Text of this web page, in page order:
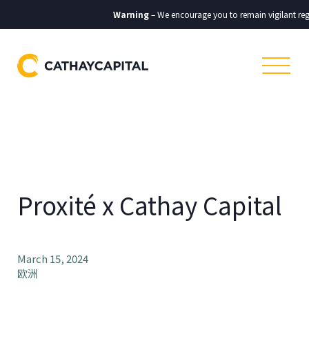
Warning– We encourage you to remain vigilant
Proxité x Cathay Capital
March 15, 2024
欧洲